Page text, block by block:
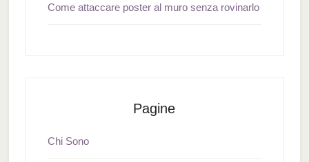
Come attaccare poster al muro senza rovinarlo
Pagine
Chi Sono